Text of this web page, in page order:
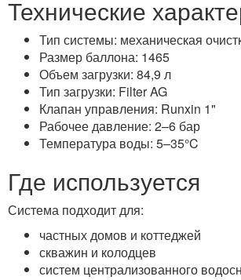
Технические
Тип системы: механическая
Размер баллона: 1465
Объем загрузки: 84,9 л
Тип загрузки: Filter AG
Клапан управления: Runxin 1"
Рабочее давление: 2–6 бар
Температура воды: 5–35°C
Где используется
Система подходит для:
частных домов и коттеджей
скважин и колодцев
систем централизованного